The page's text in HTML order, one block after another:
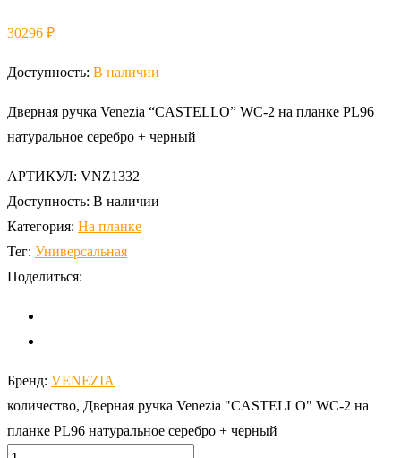
30296 ₽
Доступность: В наличии
Дверная ручка Venezia “CASTELLO” WC-2 на планке PL96
натуральное серебро + черный
АРТИКУЛ: VNZ1332
Доступность: В наличии
Категория: На планке
Тег: Универсальная
Поделиться:
Бренд: VENEZIA
количество, Дверная ручка Venezia "CASTELLO" WC-2 на
планке PL96 натуральное серебро + черный